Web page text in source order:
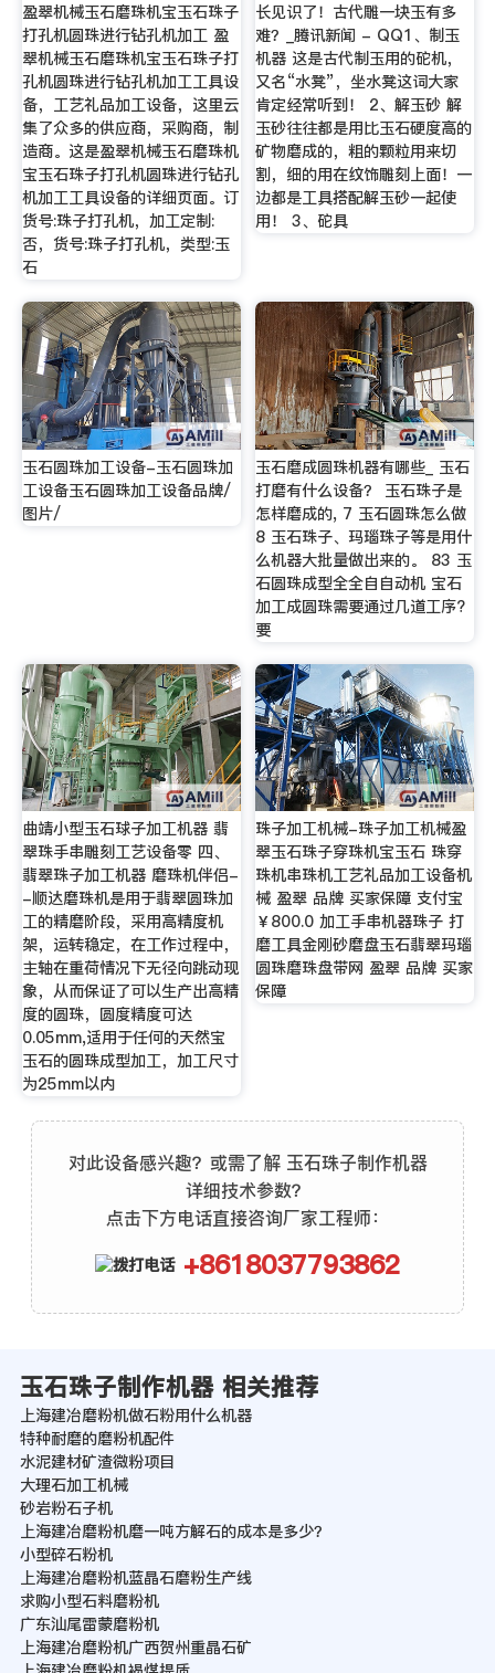
盈翠机械玉石磨珠机宝玉石珠子
打孔机圆珠进行钻孔机加工 盈
翠机械玉石磨珠机宝玉石珠子打
孔机圆珠进行钻孔机加工工具设
备，工艺礼品加工设备，这里云
集了众多的供应商，采购商，制
造商。这是盈翠机械玉石磨珠机
宝玉石珠子打孔机圆珠进行钻孔
机加工工具设备的详细页面。订
货号:珠子打孔机，加工定制:
否，货号:珠子打孔机，类型:玉
石
长见识了！古代雕一块玉有多
难？_腾讯新闻 - QQ1、制玉
机器 这是古代制玉用的砣机，
又名“水凳”，坐水凳这词大家
肯定经常听到！ 2、解玉砂 解
玉砂往往都是用比玉石硬度高的
矿物磨成的，粗的颗粒用来切
割，细的用在纹饰雕刻上面！一
边都是工具搭配解玉砂一起使
用！ 3、砣具
玉石圆珠加工设备-玉石圆珠加
工设备玉石圆珠加工设备品牌/
图片/
玉石磨成圆珠机器有哪些_ 玉石
打磨有什么设备？ 玉石珠子是
怎样磨成的, 7 玉石圆珠怎么做
8 玉石珠子、玛瑙珠子等是用什
么机器大批量做出来的。 83 玉
石圆珠成型全全自自动机 宝石
加工成圆珠需要通过几道工序?
要
曲靖小型玉石球子加工机器 翡
翠珠手串雕刻工艺设备零 四、
翡翠珠子加工机器 磨珠机伴侣-
-顺达磨珠机是用于翡翠圆珠加
工的精磨阶段，采用高精度机
架，运转稳定，在工作过程中，
主轴在重荷情况下无径向跳动现
象，从而保证了可以生产出高精
度的圆珠，圆度精度可达
0.05mm,适用于任何的天然宝
玉石的圆珠成型加工，加工尺寸
为25mm以内
珠子加工机械-珠子加工机械盈
翠玉石珠子穿珠机宝玉石 珠穿
珠机串珠机工艺礼品加工设备机
械 盈翠 品牌 买家保障 支付宝
￥800.0 加工手串机器珠子 打
磨工具金刚砂磨盘玉石翡翠玛瑙
圆珠磨珠盘带网 盈翠 品牌 买家
保障
对此设备感兴趣？或需了解 玉石珠子制作机器
详细技术参数？
点击下方电话直接咨询厂家工程师：
+8618037793862
玉石珠子制作机器 相关推荐
上海建冶磨粉机做石粉用什么机器
特种耐磨的磨粉机配件
水泥建材矿渣微粉项目
大理石加工机械
砂岩粉石子机
上海建冶磨粉机磨一吨方解石的成本是多少？
小型碎石粉机
上海建冶磨粉机蓝晶石磨粉生产线
求购小型石料磨粉机
广东汕尾雷蒙磨粉机
上海建冶磨粉机广西贺州重晶石矿